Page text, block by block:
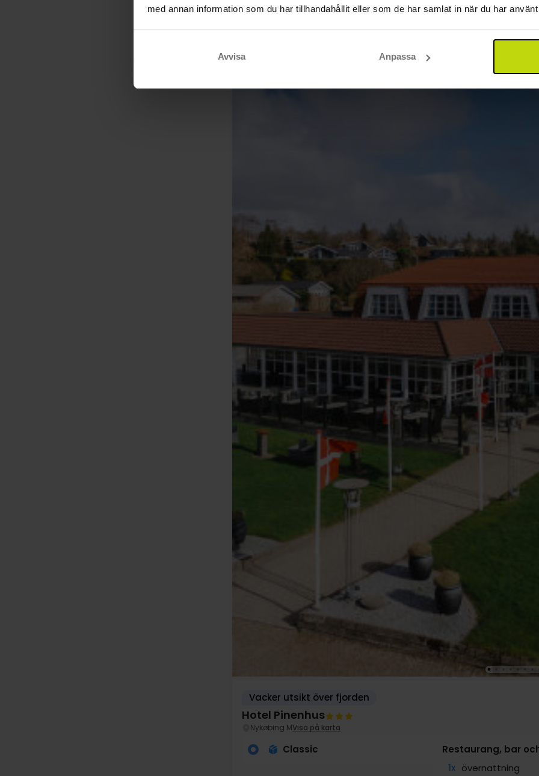
med annan information som du har tillhandahållit eller som de har samlat in när du har
Avvisa Anpassa
Vacker utsikt över fjorden
Hotel Pinenhus
Nykøbing MVisa på karta
Classic
Restaurang, bar
1x övernattning